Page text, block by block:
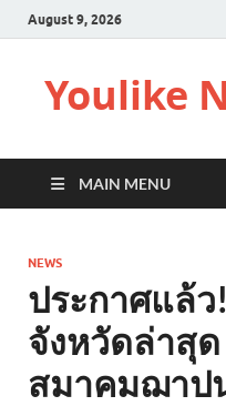
August 9, 2026
Youlike
MAIN MENU
NEWS
ประกาศแล้
จังหวัดล่าสุด
สมาคมฌาป